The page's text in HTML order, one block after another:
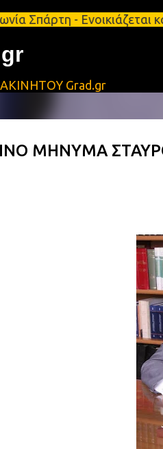
- Ενοικιάζεται
Grad.gr
ΜΗΝΥΜΑ